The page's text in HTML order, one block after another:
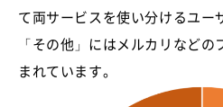
て両サービスを使い分けるユー
「その他」にはメルカリなど
まれています。